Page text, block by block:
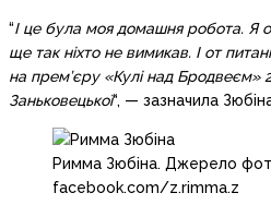
“І це була моя домашня робота. Я
ще так ніхто не вимикав. І от
на прем’єру «Кулі над Бродвеєм»
Заньковецької“, — зазначила
Римма Зюбіна. Джерело
facebook.com/z.rimma.z